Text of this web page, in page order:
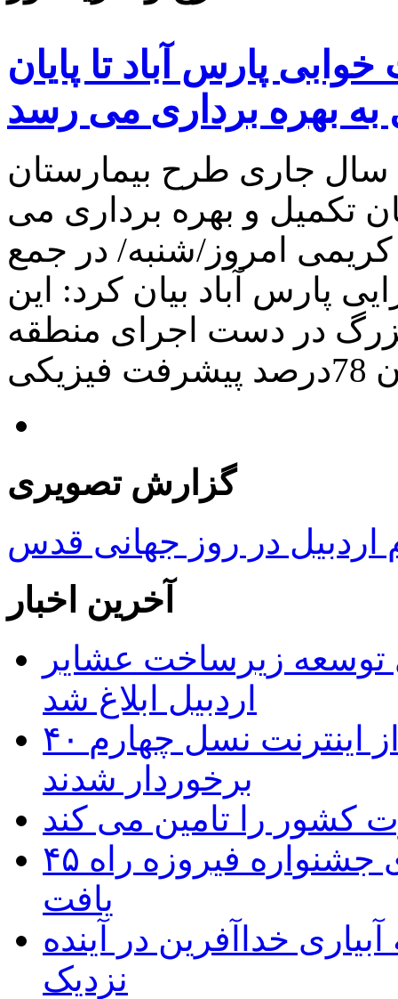
بیمارستان 120تخت خوابی پارس آباد تا پایان
به بهره برداری می رسد
سال جاری طرح بیمارستان
تکمیل و بهره برداری می
امروز/شنبه/ در جمع
پارس آباد بیان کرد: این
در دست اجرای منطقه
گزارش تصویری
در روز جهانی قدس
آخرین اخبار
برای توسعه زیرساخت عشایر
اردبیل ابلاغ شد
۴۰ روستای شهرستان گِرمی از اینترنت نسل چهارم
برخوردار شدند
۴۵ اثر هنرمندان اردبیلی به غربالگری جشنواره فیروزه راه
یافت
خداآفرین در آینده
نزدیک